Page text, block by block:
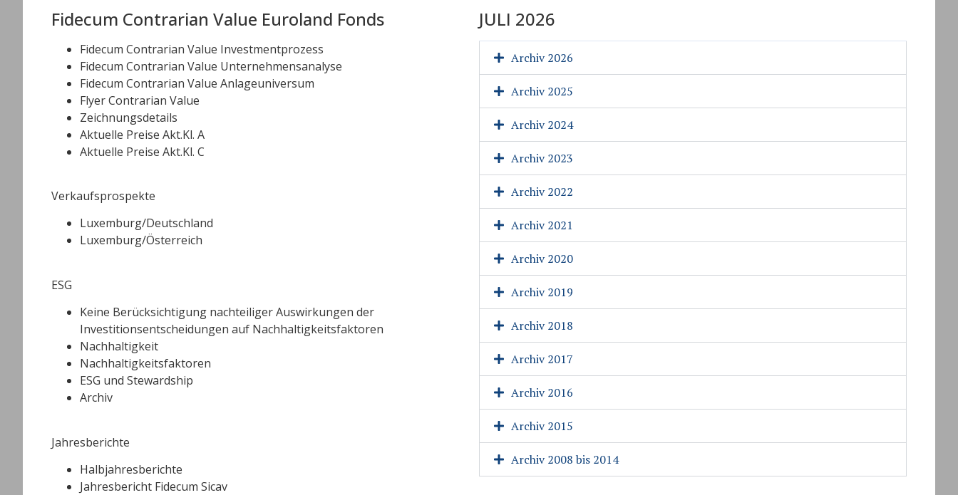
Fidecum Contrarian Value Euroland Fonds
Fidecum Contrarian Value Investmentprozess
Fidecum Contrarian Value Unternehmensanalyse
Fidecum Contrarian Value Anlageuniversum
Flyer Contrarian Value
Zeichnungsdetails
Aktuelle Preise Akt.Kl. A
Aktuelle Preise Akt.Kl. C
Verkaufsprospekte
Luxemburg/Deutschland
Luxemburg/Österreich
ESG
Keine Berücksichtigung nachteiliger Auswirkungen der
Investitionsentscheidungen auf Nachhaltigkeitsfaktoren
Nachhaltigkeit
Nachhaltigkeitsfaktoren
ESG und Stewardship
Archiv
Jahresberichte
Halbjahresberichte
Jahresbericht Fidecum Sicav
JULI 2026
Archiv 2026
Archiv 2025
Archiv 2024
Archiv 2023
Archiv 2022
Archiv 2021
Archiv 2020
Archiv 2019
Archiv 2018
Archiv 2017
Archiv 2016
Archiv 2015
Archiv 2008 bis 2014